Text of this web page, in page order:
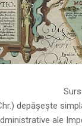
depășește
ale